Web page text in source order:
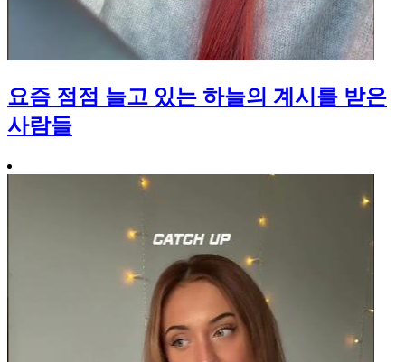
요즘 점점 늘고 있는 하늘의 계시를 받은
사람들